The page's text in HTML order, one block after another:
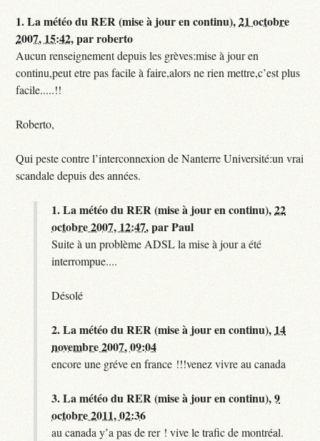
1.La météo du RER (mise à jour en continu),21 octobre
2007, 15:42,parroberto
Aucun renseignement depuis les grèves:mise à jour en
continu,peut etre pas facile à faire,alors ne rien mettre,c’est plus
facile.....!!
Roberto,
Qui peste contre l’interconnexion de Nanterre Université:un vrai
scandale depuis des années.
1.La météo du RER (mise à jour en continu),22
octobre 2007, 12:47,parPaul
Suite à un problème ADSL la mise à jour a été
interrompue....
Désolé
2.La météo du RER (mise à jour en continu), 14
novembre 2007, 09:04
encore une gréve en france !!!venez vivre au canada
3.La météo du RER (mise à jour en continu),9
octobre 2011, 02:36
au canada y’a pas de rer ! vive le trafic de montréal.